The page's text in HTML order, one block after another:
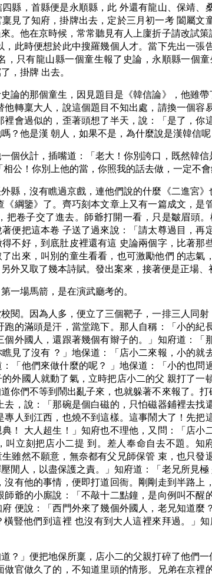
縣，首縣便是永順縣，此 外還有龍山、保靖
見了知府，掛牌出去，定於三月初一考 闔屬
。他在京時候，常常聽見有人上廩折子請改試
，此時便想於此中搜羅幾個人才。當下先出一
，只有龍山縣一個童生報了史論，永順縣一個
，掛牌 出去。
論的那個童生，因見題目是《韓信論》，他雖
轉稟大人，說這個題目不知出處，請換一個
裡會過似的，歪著頭想了半天，說：「是了，
？他是漢 朝人，如果不是，為什麼說是漢韓信呢
個伙計，插嘴道：「老大！你別誇口，既然韓
公！你別上他的當，你照我的話去做，一定不會
縣，沒有瞧過京戲，連他們說的什麼《二進宮
《綱鑒》了。齊巧刻本文章上又有一篇成文，
把卷子交了進去。師爺打開一看，只是皺眉頭
便把這本卷 子送了過來說：「請太尊過目，
不好，到底肚皮裡還有這 史論兩個字，比著
出來，叫別的童生看看，也可激勵他們 的志
外又取了幾本詩賦。發出案來，接著便是正場、
一場馬箭，是在演武廳考的。
閱。因為人多，便立了三個靶子，一排三人同
跑的滿頭是汗，當堂跪下。那人自稱：「小的
個外國人，還跟著幾個有辮子的。」知府道：
見了沒有 ？」地保道：「店小二來報，小的
「他們來做什麼的呢？ 」地保道：「小的也
外國人就動了氣，立時把店小二的父 親打了
你們不等到鬧出亂子來，也就躲著不來報了。
去，說：「那碗是個白磁的，只怕磁器鋪裡去
專人到江西，也燒不到這樣。這事鬧大了！先
！ 大人超生！」知府也不理他，又問：「店
叫立刻把店小二提 到。差人奉命自去不題。
雖然不願意，無奈都有父兄師保管 束，也只
閒人，以盡保護之責。」知府道：「老兄所見
沒有他的事情，便即打道回衙。剛剛走到半路
師爺的小廝說：「不敲十二點鐘，是向例叫不
便說：「西門外來了幾個外國人，老兄知道
豎他們到這裡 也沒有到大人這裡來拜過。」
？」便把地保所稟，店小二的父親打碎了他們
做官做久了的，不知道里頭的情形。兄弟在京